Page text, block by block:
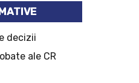
decizii
ale CR